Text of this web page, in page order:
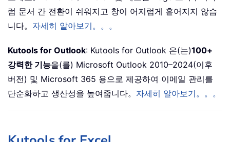
럼 문서 간 전환이 쉬워지고 창이 어지럽게 흩어지지 않습
니다。 자세히 알아보기。。。
Kutools for Outlook: Kutools for Outlook 은(는)100+
강력한 기능을(를) Microsoft Outlook 2010–2024(이후
버전) 및 Microsoft 365 용으로 제공하여 이메일 관리를
단순화하고 생산성을 높여줍니다。 자세히 알아보기。。。